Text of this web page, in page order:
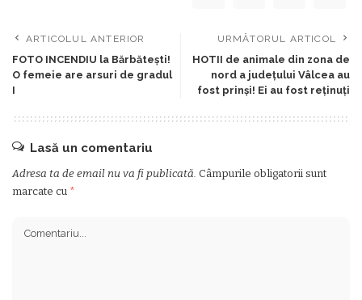
ARTICOLUL ANTERIOR
FOTO INCENDIU la Bărbătești!
O femeie are arsuri de gradul
I
URMĂTORUL ARTICOL
HOTII de animale din zona de
nord a județului Vâlcea au
fost prinși! Ei au fost reținuți
Lasă un comentariu
Adresa ta de email nu va fi publicată. Câmpurile obligatorii sunt
marcate cu *